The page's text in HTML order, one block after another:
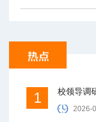
1 校领导调
2026-